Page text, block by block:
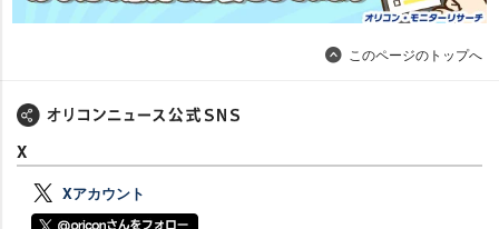
このページのトップへ
X
Xアカウント